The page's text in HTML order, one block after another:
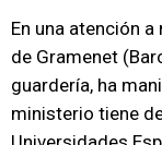
En una atención
de Gramenet
guardería, ha
ministerio tiene